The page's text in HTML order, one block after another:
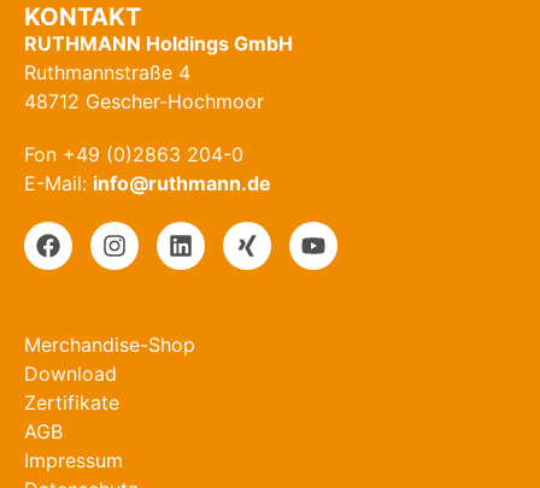
KONTAKT
RUTHMANN Holdings GmbH
Ruthmannstraße 4
48712 Gescher-Hochmoor
Fon +49 (0)2863 204-0
E-Mail: info@ruthmann.de
Merchandise-Shop
Download
Zertifikate
AGB
Impressum